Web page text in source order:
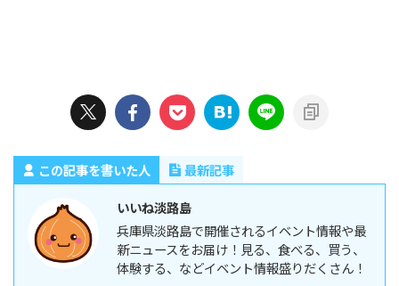
この記事を書いた人
最新記事
いいね淡路島
兵庫県淡路島で開催されるイベント情報や最
新ニュースをお届け！見る、食べる、買う、
体験する、などイベント情報盛りだくさん！